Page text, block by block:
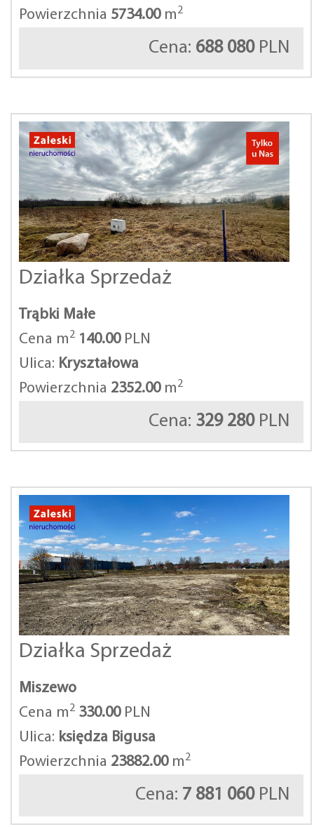
Powierzchnia 5734.00m2
Cena: 688 080PLN
Działka Sprzedaż
Trąbki Małe
Cena m2 140.00PLN
Ulica: Kryształowa
Powierzchnia 2352.00m2
Cena: 329 280PLN
Działka Sprzedaż
Miszewo
Cena m2 330.00PLN
Ulica: księdza Bigusa
Powierzchnia 23882.00m2
Cena: 7 881 060PLN